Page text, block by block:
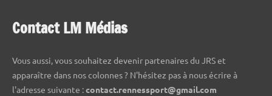
Contact LM Médias
Vous aussi, vous souhaitez devenir partenaires du JRS et
apparaître dans nos colonnes ? N'hésitez pas à nous écrire à
l'adresse suivante :contact.rennessport@gmail.com